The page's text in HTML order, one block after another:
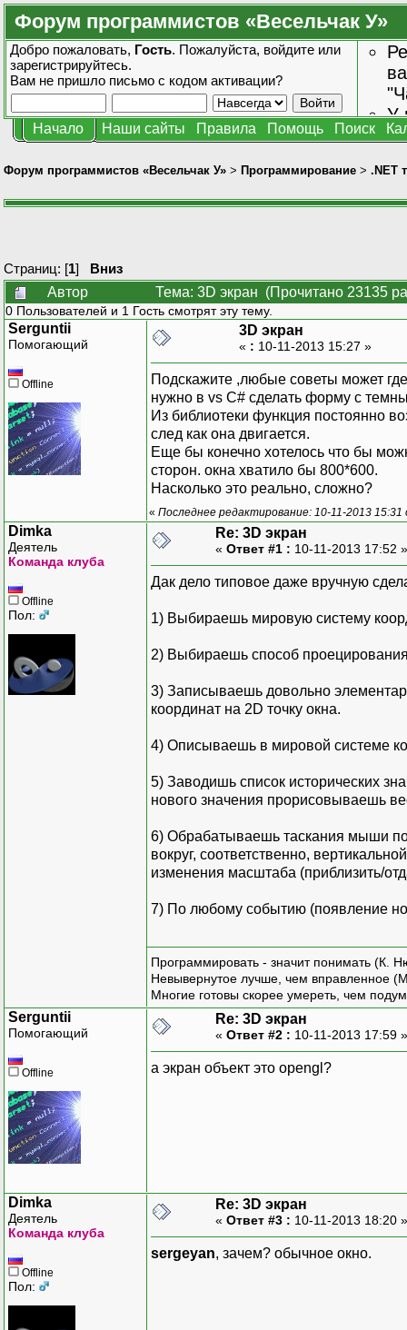
Форум программистов «Весельчак У»
Добро пожаловать, Гость. Пожалуйста, войдите или
зарегистрируйтесь.
Вам не пришло письмо с кодом активации?
У
Начало Наши сайты Правила Помощь Поиск
Форум программистов «Весельчак У» > Программирование > .NET
Страниц: [1] Вниз
Автор
Тема: 3D экран (Прочитано 23135
0 Пользователей и 1 Гость смотрят эту тему.
Serguntii
Помогающий
Offline
3D экран
« : 10-11-2013 15:27 »
Подскажите ,любые советы может
нужно в vs C# сделать форму с
Из библиотеки функция постоянно
след как она двигается.
Еще бы конечно хотелось что бы
сторон. окна хватило бы 800*600.
Насколько это реально, сложно?
« Последнее редактирование: 10-11-2013 15:31
Dimka
Деятель
Команда клуба
Offline
Пол:
Re: 3D экран
« Ответ #1 : 10-11-2013 17:52
Дак дело типовое даже вручную
1) Выбираешь мировую систему
2) Выбираешь способ
3) Записываешь довольно
координат на 2D точку окна.
4) Описываешь в мировой системе
5) Заводишь список исторических
нового значения прорисовываешь
6) Обрабатываешь таскания мыши по
вокруг, соответственно,
изменения масштаба (приблизить/
7) По любому событию (появление
Программировать - значит понимать (К.
Невывернутое лучше, чем вправленное
Многие готовы скорее умереть, чем
Serguntii
Помогающий
Offline
Re: 3D экран
« Ответ #2 : 10-11-2013 17:59
а экран объект это opengl?
Dimka
Деятель
Команда клуба
Offline
Пол:
Re: 3D экран
« Ответ #3 : 10-11-2013 18:20
sergeyan, зачем? обычное окно.